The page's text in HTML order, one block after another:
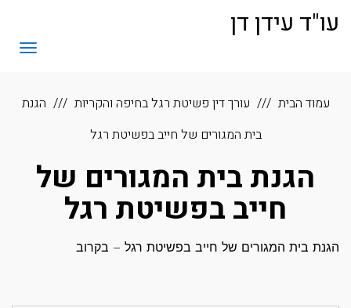
עו"ד עידן דן
עמוד הבית עורך דין פשיטת רגל בחיפה והקריות
הגנת
בית המגורים של חייב בפשיטת רגל
הגנת בית המגורים של
חייב בפשיטת רגל
הגנת בית המגורים של חייב בפשיטת רגל – בקרוב